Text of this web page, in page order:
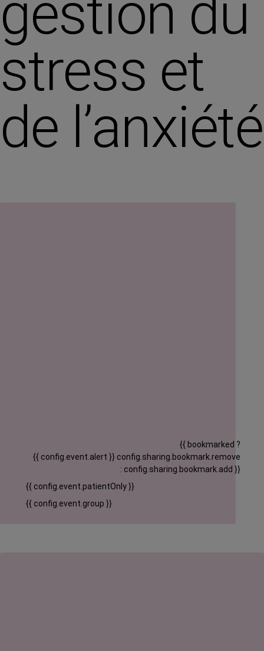
gestion du
stress et
de l’anxiété
{{ config.event.alert }}
{{ bookmarked ?
config.sharing.bookmark.remove
: config.sharing.bookmark.add }}
{{ config.event.patientOnly }}
{{ config.event.group }}